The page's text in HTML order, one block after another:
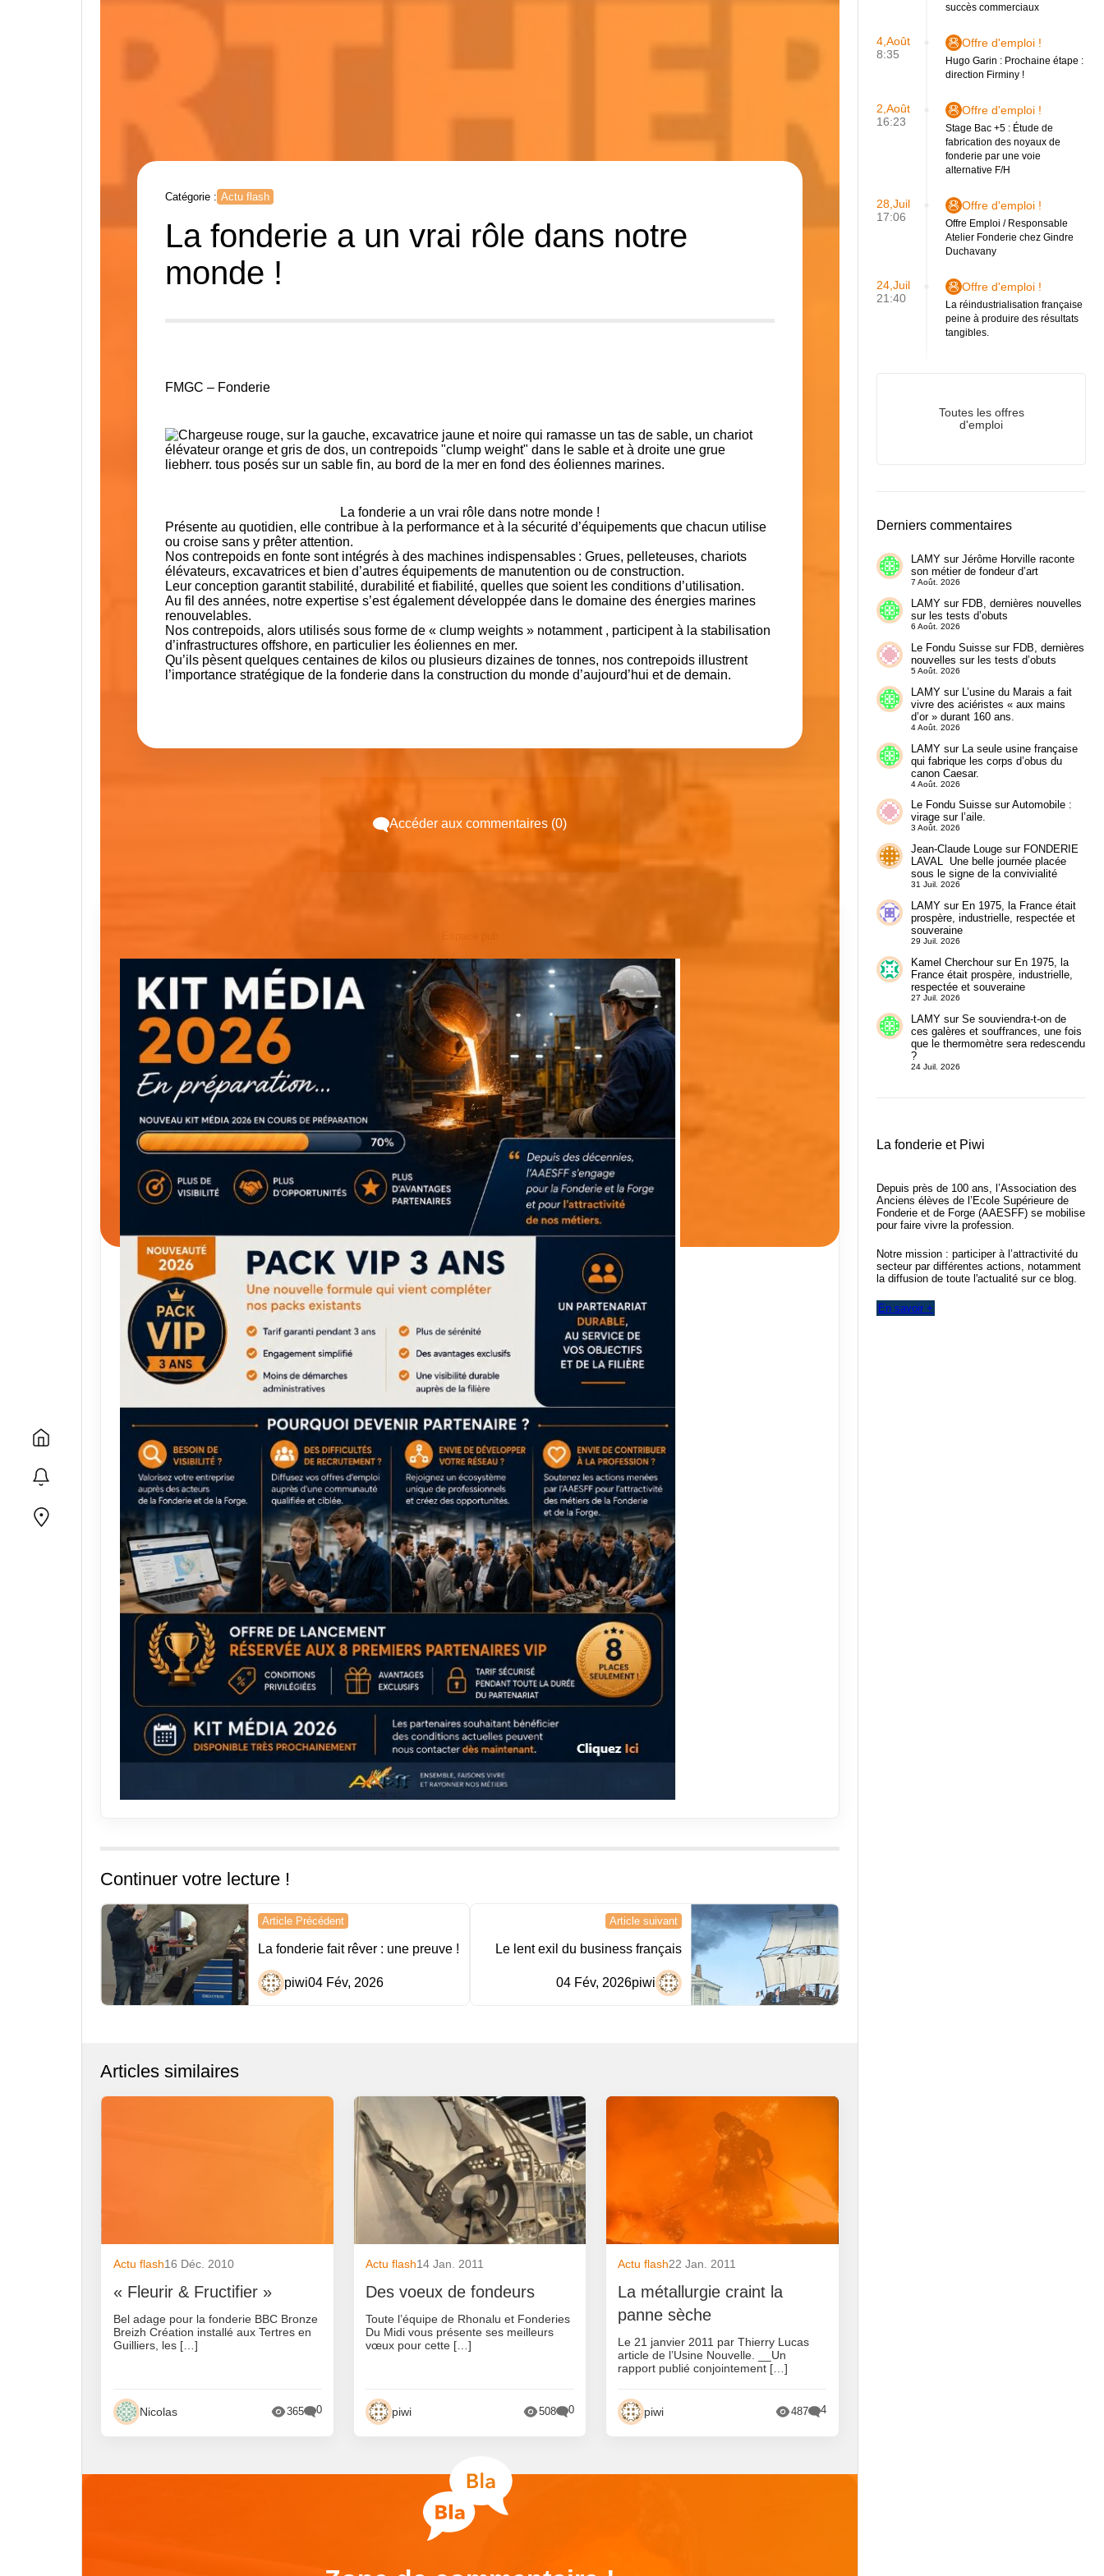
Catégorie : Actu flash
La fonderie a un vrai rôle dans notre
monde !
FMGC – Fonderie
La fonderie a un vrai rôle dans notre monde !
Présente au quotidien, elle contribue à la performance et à la sécurité d’équipements que chacun utilise
ou croise sans y prêter attention.
Nos contrepoids en fontesont intégrés à des machines indispensables : Grues, pelleteuses, chariots
élévateurs, excavatrices et bien d’autres équipements de manutention ou de construction.
Leur conception garantit stabilité, durabilité et fiabilité, quelles que soient les conditions d’utilisation.
Au fil des années, notre expertise s’est également développée dans le domaine des énergies marines
renouvelables.
Nos contrepoids, alors utilisés sous forme de « clump weights »notamment , participent à la stabilisation
d’infrastructures offshore, en particulier les éoliennes en mer.
Qu’ils pèsent quelques centaines de kilos ou plusieurs dizaines de tonnes, nos contrepoids illustrent
l’importance stratégique de la fonderiedans la construction du monde d’aujourd’hui et de demain.
Accéder aux commentaires (0)
Continuer votre lecture !
Navigation
de
l’article
Article Précédent
La fonderie fait rêver : une preuve !
piwi04 Fév, 2026
Article suivant
Le lent exil du business français
piwi
04 Fév, 2026
Articles similaires
Actu flash16 Déc. 2010
« Fleurir & Fructifier »
Bel adage pour la fonderie BBC Bronze
Breizh Création installé aux Tertres en
Guilliers, les […]
Nicolas 365 0
Actu flash14 Jan. 2011
Des voeux de fondeurs
Toute l’équipe de Rhonalu et Fonderies
Du Midi vous présente ses meilleurs
vœux pour cette […]
piwi 508 0
Actu flash22 Jan. 2011
La métallurgie craint la
panne sèche
Le 21 janvier 2011 par Thierry Lucas
article de l’Usine Nouvelle. __Un
rapport publié conjointement […]
piwi 487 4
succès commerciaux
4,Août
8:35
Offre d'emploi !
Hugo Garin : Prochaine étape :
direction Firminy !
2,Août
16:23
Offre d'emploi !
Stage Bac +5 : Étude de
fabrication des noyaux de
fonderie par une voie
alternative F/H
28,Juil
17:06
Offre d'emploi !
Offre Emploi / Responsable
Atelier Fonderie chez Gindre
Duchavany
24,Juil
21:40
Offre d'emploi !
La réindustrialisation française
peine à produire des résultats
tangibles.
Toutes les offres
d'emploi
Derniers commentaires
LAMYsur Jérôme Horville raconte
son métier de fondeur d’art
7 Août. 2026
LAMYsur FDB, dernières nouvelles
sur les tests d’obuts
6 Août. 2026
Le Fondu Suissesur FDB, dernières
nouvelles sur les tests d’obuts
5 Août. 2026
LAMYsur L’usine du Marais a fait
vivre des aciéristes « aux mains
d’or » durant 160 ans.
4 Août. 2026
LAMYsur La seule usine française
qui fabrique les corps d’obus du
canon Caesar.
4 Août. 2026
Le Fondu SuissesurAutomobile :
virage sur l’aile.
3 Août. 2026
Jean-Claude Lougesur FONDERIE
LAVAL Une belle journée placée
sous le signe de la convivialité
31 Juil. 2026
LAMYsur En 1975, la France était
prospère, industrielle, respectée et
souveraine
29 Juil. 2026
Kamel Cherchoursur En 1975, la
France était prospère, industrielle,
respectée et souveraine
27 Juil. 2026
LAMYsur Se souviendra-t-on de
ces galères et souffrances, une fois
que le thermomètre sera redescendu
?
24 Juil. 2026
La fonderie et Piwi
Depuis près de 100 ans, l’Association des
Anciens élèves de l’Ecole Supérieure de
Fonderie et de Forge (AAESFF) se mobilise
pour faire vivre la profession.
Notre mission : participer à l’attractivité du
secteur par différentes actions, notamment
la diffusion de toute l'actualité sur ce blog.
En savoir +